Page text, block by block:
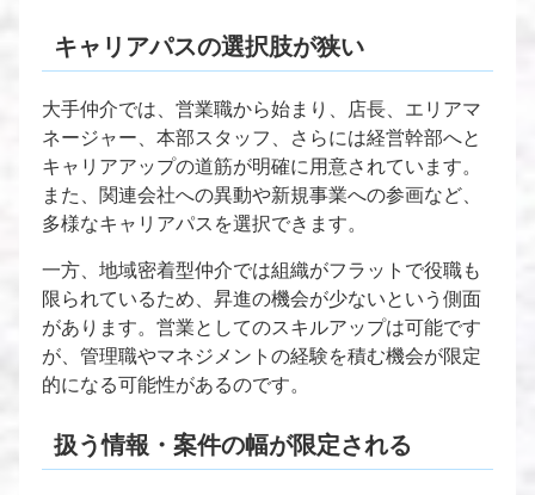
キャリアパスの選択肢が狭い
大手仲介では、営業職から始まり、店長、エリアマ
ネージャー、本部スタッフ、さらには経営幹部へと
キャリアアップの道筋が明確に用意されています。
また、関連会社への異動や新規事業への参画など、
多様なキャリアパスを選択できます。
一方、地域密着型仲介では組織がフラットで役職も
限られているため、昇進の機会が少ないという側面
があります。営業としてのスキルアップは可能です
が、管理職やマネジメントの経験を積む機会が限定
的になる可能性があるのです。
扱う情報・案件の幅が限定される